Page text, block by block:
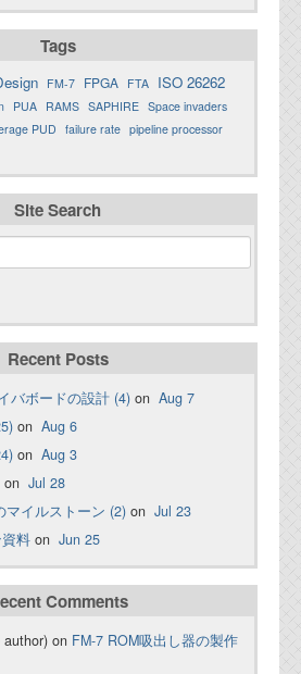
Tags
FM-7 FPGA FTA ISO 26262
PUA RAMS SAPHIRE Space invaders
PUD failure rate pipeline processor
Site Search
Recent Posts
バボードの設計 (4) on Aug 7
on Aug 6
on Aug 3
on Jul 28
マイルストーン (2) on Jul 23
料 on Jun 25
Comments
on FM-7 ROM吸出し器の製作